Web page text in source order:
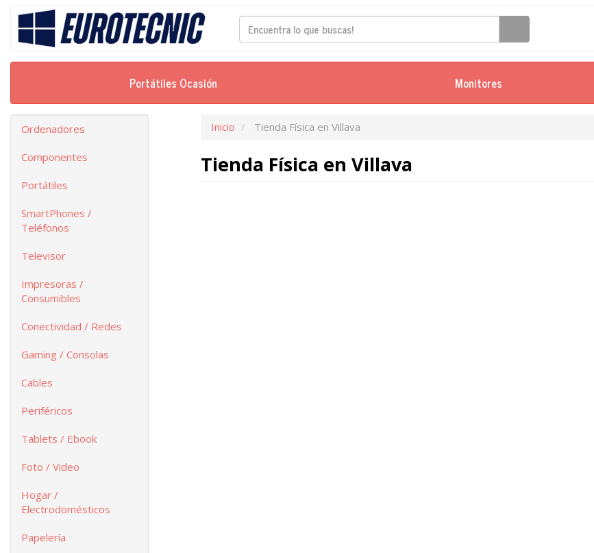
Portátiles Ocasión Monitores
Ordenadores
Componentes
Portátiles
SmartPhones /
Teléfonos
Televisor
Impresoras /
Consumibles
Conectividad / Redes
Gaming / Consolas
Cables
Periféricos
Tablets / Ebook
Foto / Video
Hogar /
Electrodomésticos
Papelería
Inicio Tienda Física en Villava
Tienda Física en Villava